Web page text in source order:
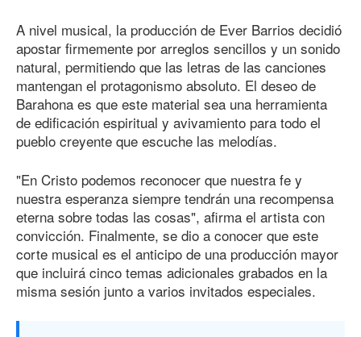
A nivel musical, la producción de Ever Barrios decidió
apostar firmemente por arreglos sencillos y un sonido
natural, permitiendo que las letras de las canciones
mantengan el protagonismo absoluto. El deseo de
Barahona es que este material sea una herramienta
de edificación espiritual y avivamiento para todo el
pueblo creyente que escuche las melodías.
"En Cristo podemos reconocer que nuestra fe y
nuestra esperanza siempre tendrán una recompensa
eterna sobre todas las cosas", afirma el artista con
convicción. Finalmente, se dio a conocer que este
corte musical es el anticipo de una producción mayor
que incluirá cinco temas adicionales grabados en la
misma sesión junto a varios invitados especiales.